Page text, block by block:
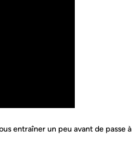
entraîner un peu avant de passe à